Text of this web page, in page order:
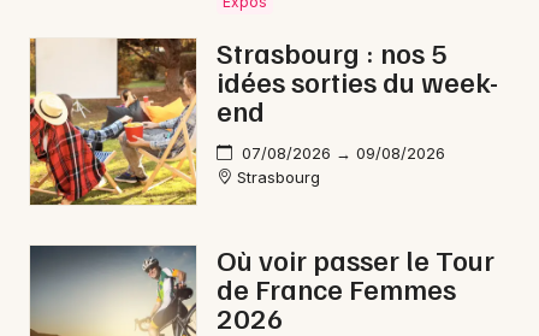
Strasbourg : nos 5
idées sorties du week-
end
07/08/2026 → 09/08/2026
Strasbourg
Où voir passer le Tour
de France Femmes
2026